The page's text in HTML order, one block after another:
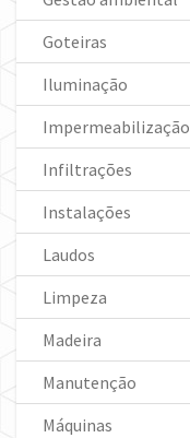
Goteiras
Iluminação
Impermeabilização
Infiltrações
Instalações
Laudos
Limpeza
Madeira
Manutenção
Máquinas